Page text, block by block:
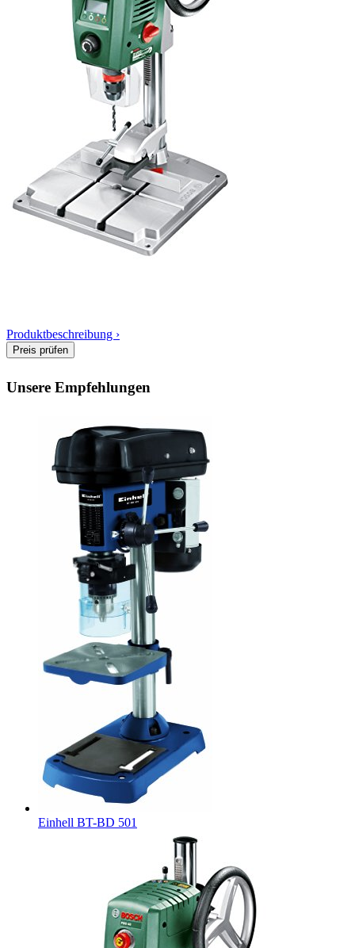
Produktbeschreibung ›
Unsere Empfehlungen
Einhell BT-BD 501